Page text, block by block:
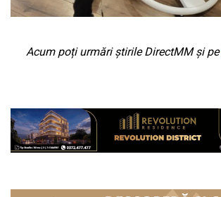
Acum poți urmări știrile DirectMM și pe